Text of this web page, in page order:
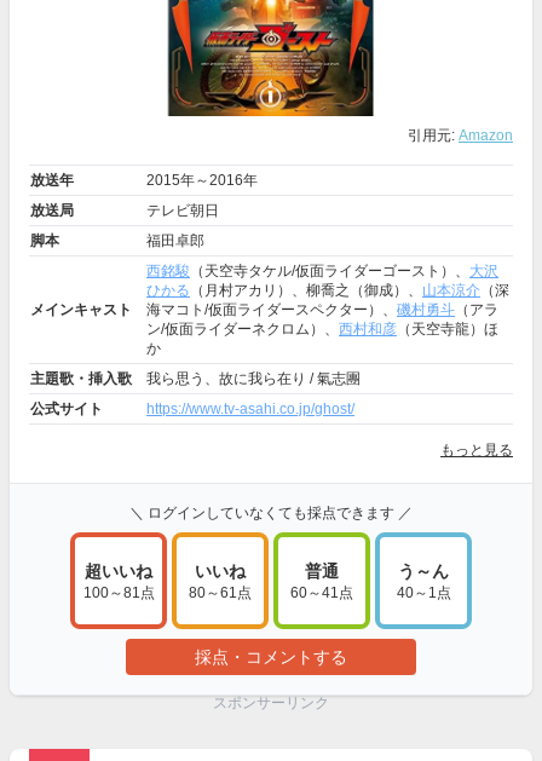
引用元: Amazon
放送年
2015年～2016年
放送局
テレビ朝日
脚本
福田卓郎
メインキャスト
西銘駿 （天空寺タケル/仮面ライダーゴースト）、 大沢
ひかる （月村アカリ）、柳喬之（御成）、 山本涼介 （深
海マコト/仮面ライダースペクター）、 磯村勇斗 （アラ
ン/仮面ライダーネクロム）、 西村和彦 （天空寺龍）ほ
か
主題歌・挿入歌
我ら思う、故に我ら在り / 氣志團
公式サイト
https://www.tv-asahi.co.jp/ghost/
もっと見る
＼ ログインしていなくても採点できます ／
超いいね
100～81点
いいね
80～61点
普通
60～41点
う～ん
40～1点
採点・コメントする
スポンサーリンク